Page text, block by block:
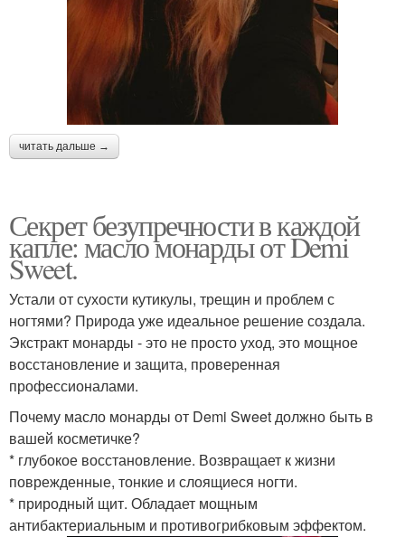
читать дальше →
Секрет безупречности в каждой
капле: масло монарды от Demi
Sweet.
Устали от сухости кутикулы, трещин и проблем с
ногтями? Природа уже идеальное решение создала.
Экстракт монарды - это не просто уход, это мощное
восстановление и защита, проверенная
профессионалами.
Почему масло монарды от Demi Sweet должно быть в
вашей косметичке?
* глубокое восстановление. Возвращает к жизни
поврежденные, тонкие и слоящиеся ногти.
* природный щит. Обладает мощным
антибактериальным и противогрибковым эффектом.